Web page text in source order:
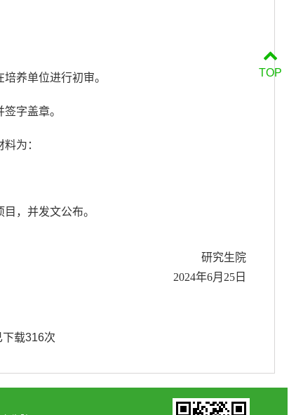
养单位进行初审。
字盖章。
为：
，并发文公布。
研究生院
2024年6月25日
下载316次
TOP